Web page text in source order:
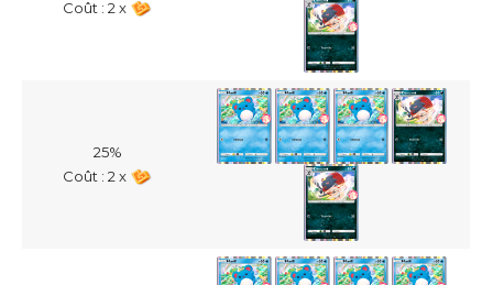
Coût : 2 x
25%
Coût : 2 x